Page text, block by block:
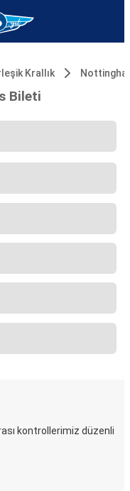
Krallık
Bileti
kontrollerimiz düzenli